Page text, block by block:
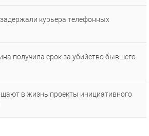
курьера телефонных
получила срок за убийство бывшего
в жизнь проекты инициативного